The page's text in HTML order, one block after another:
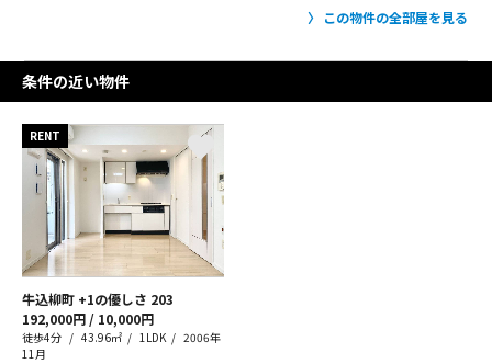
この物件の全部屋を見る
条件の近い物件
RENT
牛込柳町 +1の優しさ 203
192,000円 / 10,000円
徒歩4分 43.96㎡ 1LDK
2006年
11月